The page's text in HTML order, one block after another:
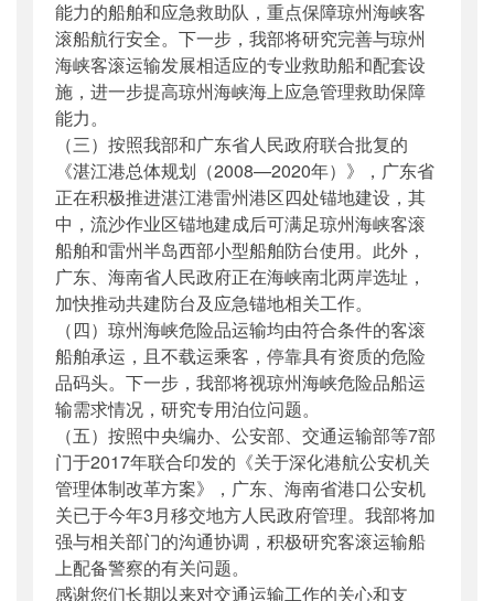
能力的船舶和应急救助队，重点保障琼州海峡客
滚船航行安全。下一步，我部将研究完善与琼州
海峡客滚运输发展相适应的专业救助船和配套设
施，进一步提高琼州海峡海上应急管理救助保障
能力。
（三）按照我部和广东省人民政府联合批复的
《湛江港总体规划（2008—2020年）》，广东省
正在积极推进湛江港雷州港区四处锚地建设，其
中，流沙作业区锚地建成后可满足琼州海峡客滚
船舶和雷州半岛西部小型船舶防台使用。此外，
广东、海南省人民政府正在海峡南北两岸选址，
加快推动共建防台及应急锚地相关工作。
（四）琼州海峡危险品运输均由符合条件的客滚
船舶承运，且不载运乘客，停靠具有资质的危险
品码头。下一步，我部将视琼州海峡危险品船运
输需求情况，研究专用泊位问题。
（五）按照中央编办、公安部、交通运输部等7部
门于2017年联合印发的《关于深化港航公安机关
管理体制改革方案》，广东、海南省港口公安机
关已于今年3月移交地方人民政府管理。我部将加
强与相关部门的沟通协调，积极研究客滚运输船
上配备警察的有关问题。
感谢您们长期以来对交通运输工作的关心和支